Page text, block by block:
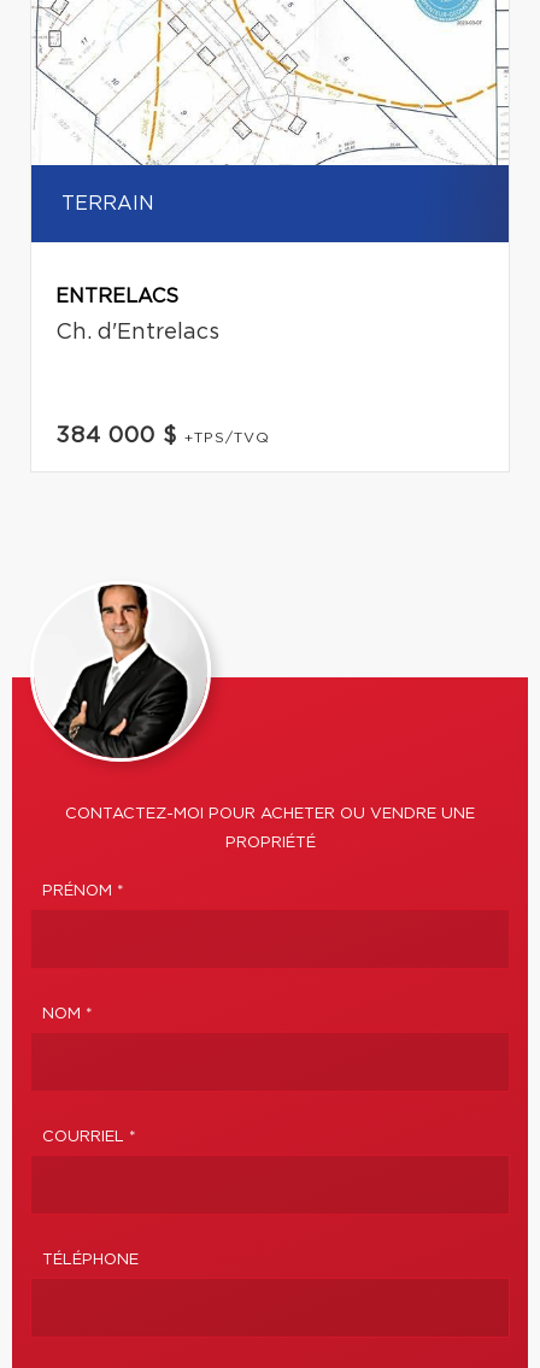
TERRAIN
ENTRELACS
Ch. d'Entrelacs
384 000 $ +TPS/TVQ
CONTACTEZ-MOI POUR ACHETER OU VENDRE UNE
PROPRIÉTÉ
PRÉNOM *
NOM *
COURRIEL *
TÉLÉPHONE